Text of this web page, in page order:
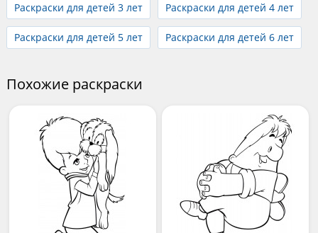
Раскраски для детей 3 лет Раскраски для детей 4 лет
Раскраски для детей 5 лет Раскраски для детей 6 лет
Похожие раскраски